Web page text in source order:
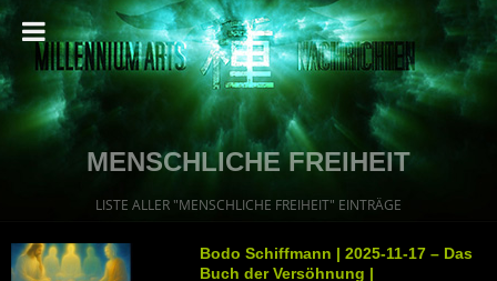
MENSCHLICHE FREIHEIT
LISTE ALLER "MENSCHLICHE FREIHEIT" EINTRÄGE
Bodo Schiffmann | 2025-11-17 – Das
Buch der Versöhnung |